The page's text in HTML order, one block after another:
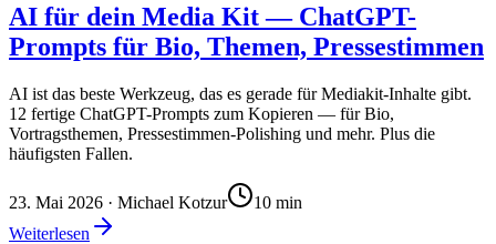
AI für dein Media Kit — ChatGPT-
Prompts für Bio, Themen, Pressestimmen
AI ist das beste Werkzeug, das es gerade für Mediakit-Inhalte gibt.
12 fertige ChatGPT-Prompts zum Kopieren — für Bio,
Vortragsthemen, Pressestimmen-Polishing und mehr. Plus die
häufigsten Fallen.
23. Mai 2026 · Michael Kotzur 10 min
Weiterlesen